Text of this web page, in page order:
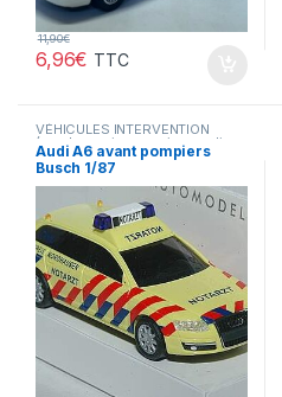
6,96€
11,90€
TTC
VÉHICULES INTERVENTION
(gendarmerie, pompiers, police,
ambulance..)
Audi A6 avant pompiers
Busch 1/87